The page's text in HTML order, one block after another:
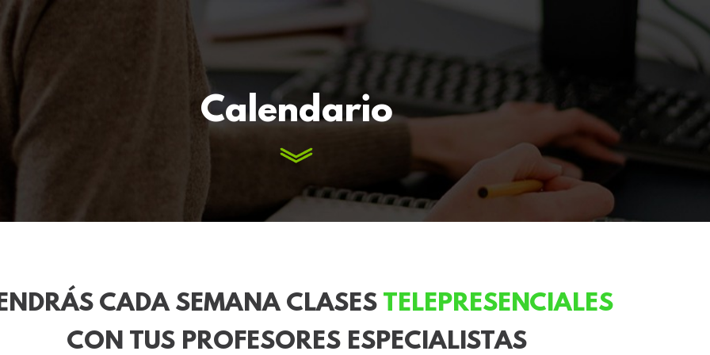
Calendario
CADA SEMANA CLASES TELEPRESENCIALES
CON TUS PROFESORES ESPECIALISTAS